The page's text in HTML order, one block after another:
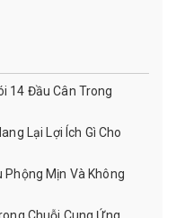
14 Đầu Cân Trong
Lại Lợi Ích Gì Cho
Phộng Mịn Và Không
Chuỗi Cung Ứng